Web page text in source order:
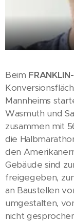
Beim
Mannheims
Wasmuth und
zusammen mit
die
den
Gebäude sind
freigegeben,
an Baustellen
umgestalten,
nicht